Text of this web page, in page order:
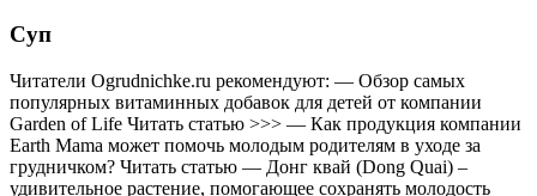
Суп
Читатели Ogrudnichke.ru рекомендуют: — Обзор самых
популярных витаминных добавок для детей от компании
Garden of Life Читать статью >>> — Как продукция компании
Earth Mama может помочь молодым родителям в уходе за
грудничком? Читать статью — Донг квай (Dong Quai) –
удивительное растение, помогающее сохранять молодость